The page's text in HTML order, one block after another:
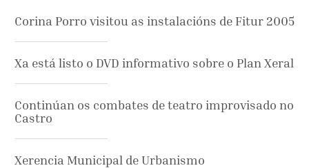
Corina Porro visitou as instalacións de Fitur 2005
Xa está listo o DVD informativo sobre o Plan Xeral
Continúan os combates de teatro improvisado no
Castro
Xerencia Municipal de Urbanismo